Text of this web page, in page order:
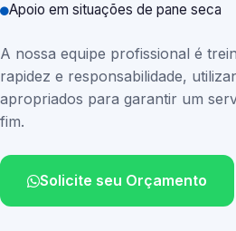
Apoio em situações de pane seca
A nossa equipe profissional é
rapidez e responsabilidade,
apropriados para garantir um
fim.
Solicite seu Orçamento